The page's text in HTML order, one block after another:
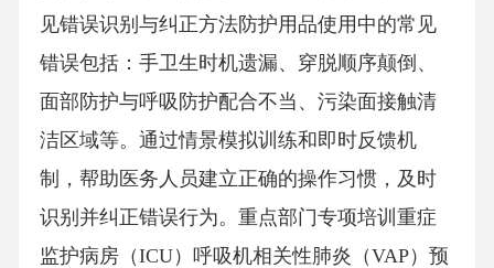
见错误识别与纠正方法防护用品使用中的常见
错误包括：手卫生时机遗漏、穿脱顺序颠倒、
面部防护与呼吸防护配合不当、污染面接触清
洁区域等。通过情景模拟训练和即时反馈机
制，帮助医务人员建立正确的操作习惯，及时
识别并纠正错误行为。重点部门专项培训重症
监护病房（ICU）呼吸机相关性肺炎（VAP）预